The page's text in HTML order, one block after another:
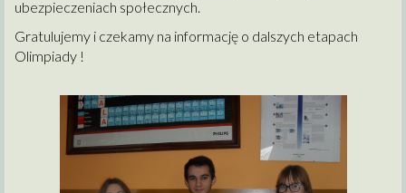
ubezpieczeniach społecznych.
Gratulujemy i czekamy na informację o dalszych etapach
Olimpiady !